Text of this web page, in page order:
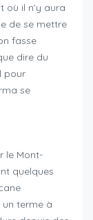
où il n’y aura
de se mettre
fasse
dire du
pour
se
le Mont-
quelques
terme à